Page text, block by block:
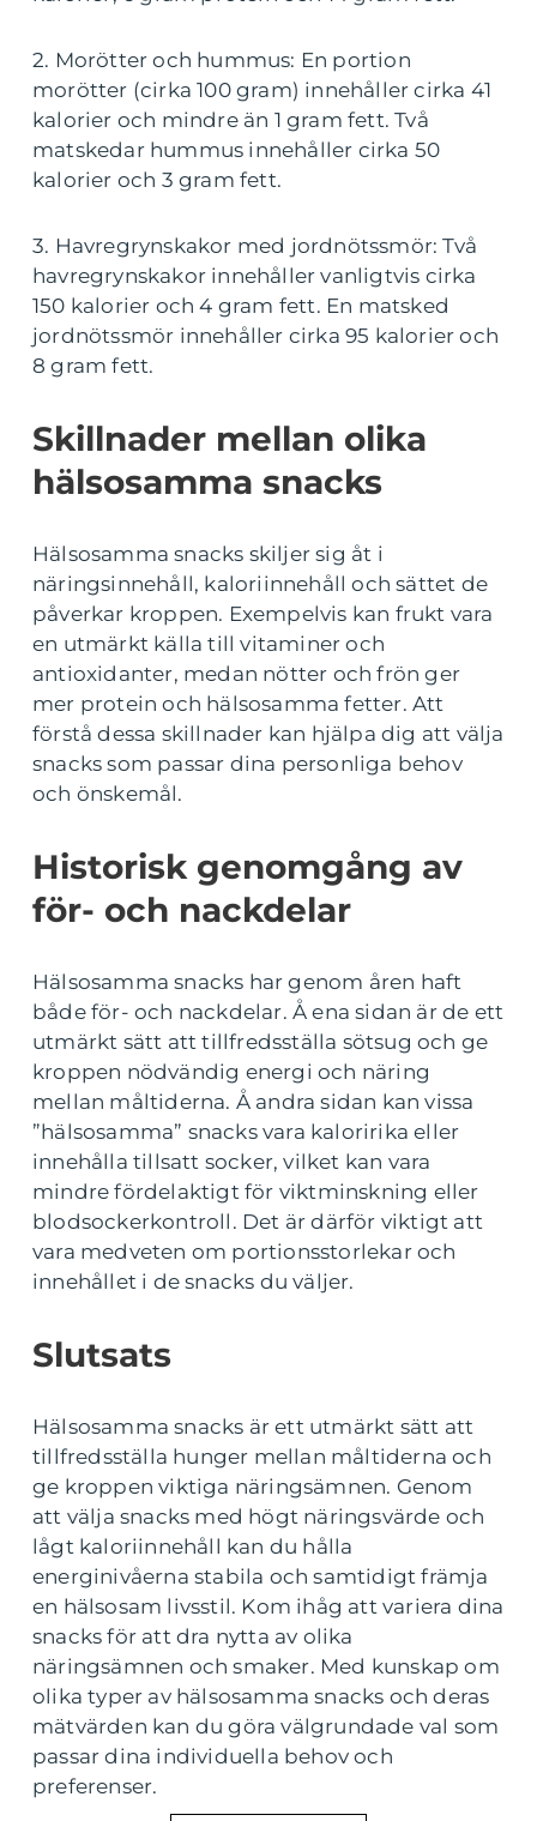
2. Morötter och hummus: En portion
morötter (cirka 100 gram) innehåller cirka 41
kalorier och mindre än 1 gram fett. Två
matskedar hummus innehåller cirka 50
kalorier och 3 gram fett.
3. Havregrynskakor med jordnötssmör: Två
havregrynskakor innehåller vanligtvis cirka
150 kalorier och 4 gram fett. En matsked
jordnötssmör innehåller cirka 95 kalorier och
8 gram fett.
Skillnader mellan olika
hälsosamma snacks
Hälsosamma snacks skiljer sig åt i
näringsinnehåll, kaloriinnehåll och sättet de
påverkar kroppen. Exempelvis kan frukt vara
en utmärkt källa till vitaminer och
antioxidanter, medan nötter och frön ger
mer protein och hälsosamma fetter. Att
förstå dessa skillnader kan hjälpa dig att välja
snacks som passar dina personliga behov
och önskemål.
Historisk genomgång av
för- och nackdelar
Hälsosamma snacks har genom åren haft
både för- och nackdelar. Å ena sidan är de ett
utmärkt sätt att tillfredsställa sötsug och ge
kroppen nödvändig energi och näring
mellan måltiderna. Å andra sidan kan vissa
”hälsosamma” snacks vara kaloririka eller
innehålla tillsatt socker, vilket kan vara
mindre fördelaktigt för viktminskning eller
blodsockerkontroll. Det är därför viktigt att
vara medveten om portionsstorlekar och
innehållet i de snacks du väljer.
Slutsats
Hälsosamma snacks är ett utmärkt sätt att
tillfredsställa hunger mellan måltiderna och
ge kroppen viktiga näringsämnen. Genom
att välja snacks med högt näringsvärde och
lågt kaloriinnehåll kan du hålla
energinivåerna stabila och samtidigt främja
en hälsosam livsstil. Kom ihåg att variera dina
snacks för att dra nytta av olika
näringsämnen och smaker. Med kunskap om
olika typer av hälsosamma snacks och deras
mätvärden kan du göra välgrundade val som
passar dina individuella behov och
preferenser.